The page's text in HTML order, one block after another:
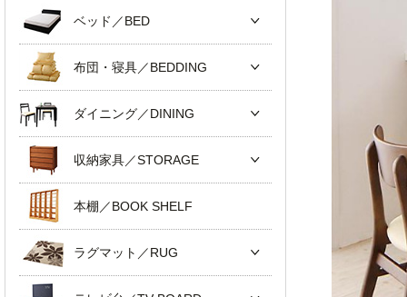
ベッド／BED
布団・寝具／BEDDING
ダイニング／DINING
収納家具／STORAGE
本棚／BOOK SHELF
ラグマット／RUG